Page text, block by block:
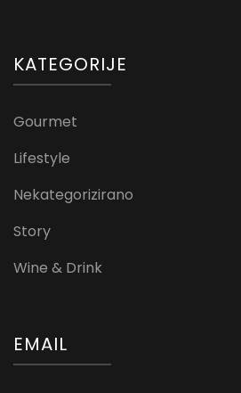
KATEGORIJE
Gourmet
Lifestyle
Nekategorizirano
Story
Wine & Drink
EMAIL